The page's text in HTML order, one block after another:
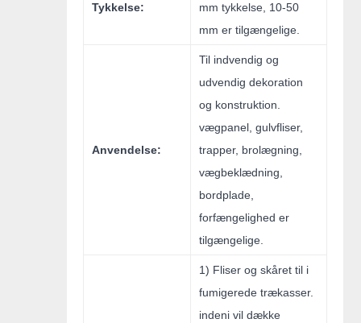
Tykkelse:
mm tykkelse, 10-50
mm er tilgængelige.
Anvendelse:
Til indvendig og
udvendig dekoration
og konstruktion.
vægpanel, gulvfliser,
trapper, brolægning,
vægbeklædning,
bordplade,
forfængelighed er
tilgængelige.
1) Fliser og skåret til i
fumigerede trækasser.
indeni vil dække